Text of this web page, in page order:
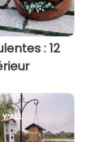
: 12